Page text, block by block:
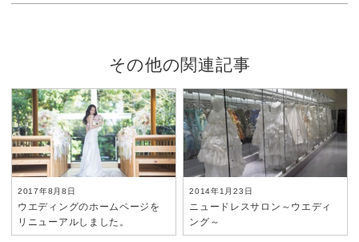
その他の関連記事
2017年8月8日
ウエディングのホームページを
リニューアルしました。
2014年1月23日
ニュードレスサロン～ウエディ
ング～